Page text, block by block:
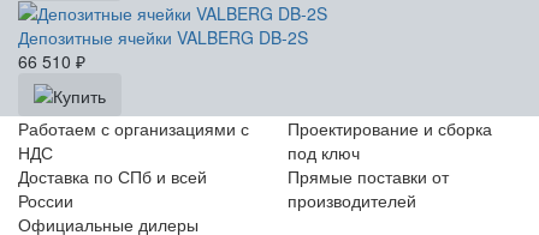
Депозитные ячейки VALBERG DB-2S
66 510 ₽
Работаем с организациями с
НДС
Проектирование и сборка
под ключ
Доставка по СПб и всей
России
Прямые поставки от
производителей
Официальные дилеры